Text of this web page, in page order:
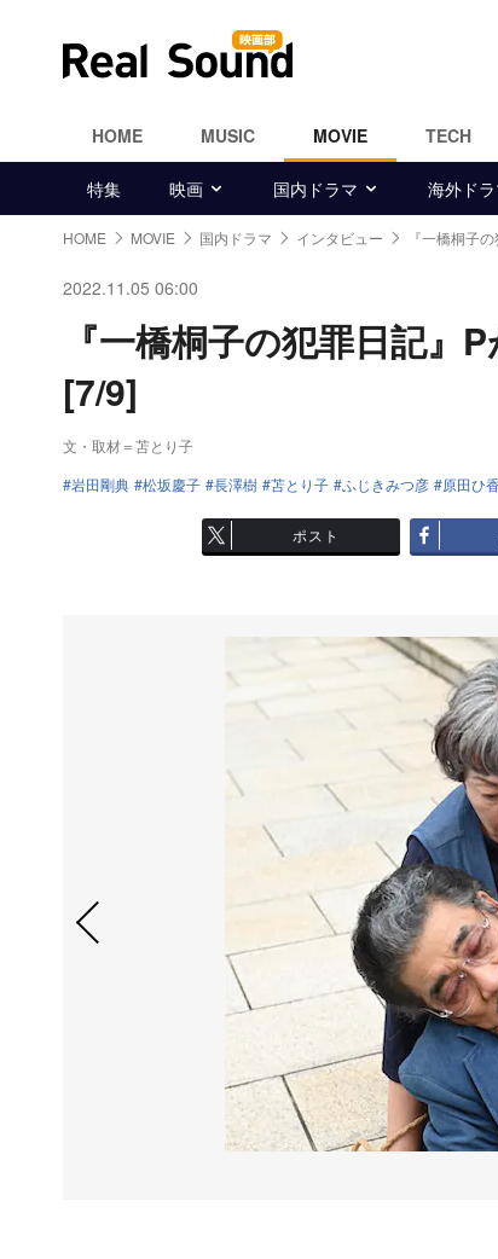
HOME MUSIC MOVIE TECH
特集 映画 国内ドラマ 海外ド
HOME MOVIE 国内ドラマ インタビュー 『一橋桐子
2022.11.05 06:00
『一橋桐子の犯罪日記
[7/9]
文・取材＝苫とり子
岩田剛典
松坂慶子 長澤樹 苫とり子 ふじきみつ彦 原田ひ
ポスト